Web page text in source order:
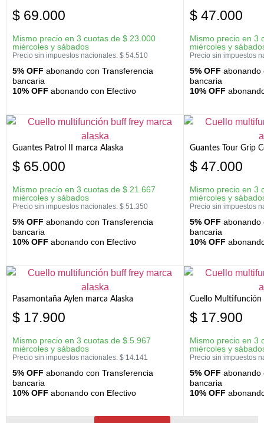
$ 69.000
Mismo precio en 3 cuotas de $ 23.000
miércoles y sábados
Precio sin impuestos nacionales: $ 54.510
5% OFF abonando con Transferencia
bancaria
10% OFF abonando con Efectivo
$ 47.000
Mismo precio en 3
miércoles y
Precio sin impuestos
5% OFF abonando
bancaria
10% OFF
Guantes Patrol II marca Alaska
$ 65.000
Mismo precio en 3 cuotas de $ 21.667
miércoles y sábados
Precio sin impuestos nacionales: $ 51.350
5% OFF abonando con Transferencia
bancaria
10% OFF abonando con Efectivo
Guantes Tour Grip
$ 47.000
Mismo precio en 3
miércoles y
Precio sin impuestos
5% OFF abonando
bancaria
10% OFF
Pasamontaña Aylen marca Alaska
$ 17.900
Mismo precio en 3 cuotas de $ 5.967
miércoles y sábados
Precio sin impuestos nacionales: $ 14.141
5% OFF abonando con Transferencia
bancaria
10% OFF abonando con Efectivo
Cuello Multifunción
$ 17.900
Mismo precio en 3
miércoles y
Precio sin impuestos
5% OFF abonando
bancaria
10% OFF